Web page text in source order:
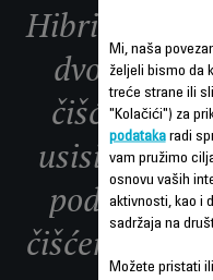
Hibridni
dvostruko
čišćenja,
usisivač sa
podova je
čišćenje
Mi, naša
željeli bismo da
treće strane ili
"Kolačići") za
podatakaradi
vam pružimo
osnovu vaših
aktivnosti, kao i
sadržaja na
Možete pristati